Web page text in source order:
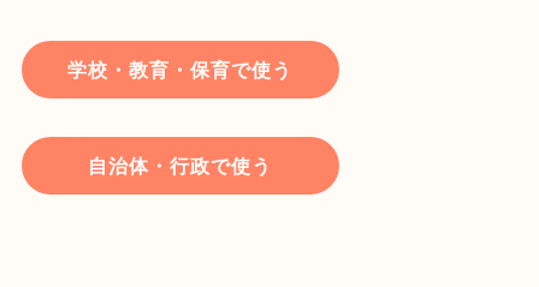
学校・教育・保育で使う
自治体・行政で使う